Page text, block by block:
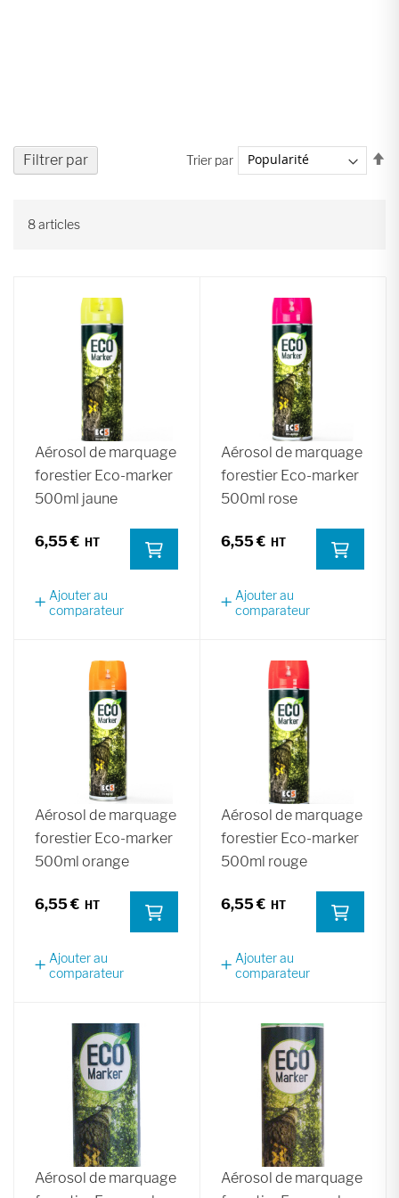
8articles
Trier par
Aérosol de marquage
forestier Eco-marker
500ml jaune
6,55 €
Ajouter au
comparateur
Aérosol de marquage
forestier Eco-marker
500ml rose
6,55 €
Ajouter au
comparateur
Aérosol de marquage
forestier Eco-marker
500ml orange
6,55 €
Ajouter au
comparateur
Aérosol de marquage
forestier Eco-marker
500ml rouge
6,55 €
Ajouter au
comparateur
Aérosol de marquage
Aérosol de marquage
Filtrer par